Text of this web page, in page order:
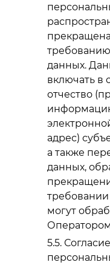
данных.
включать в
отчество
адрес)
а также
данных,
могут